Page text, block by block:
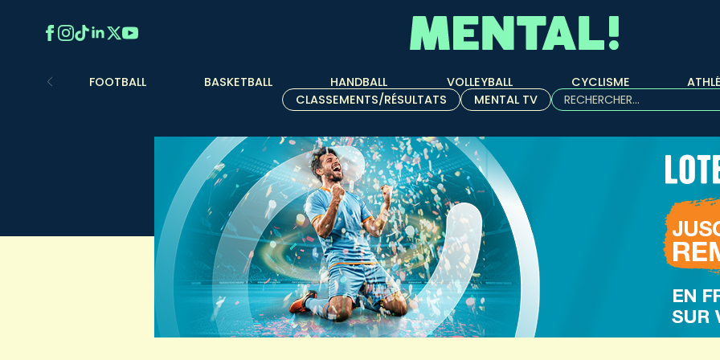
FOOTBALL BASKETBALL HANDBALL VOLLEYBALL CYCLISME
CLASSEMENTS/RÉSULTATS
MENTAL TV
Rechercher :